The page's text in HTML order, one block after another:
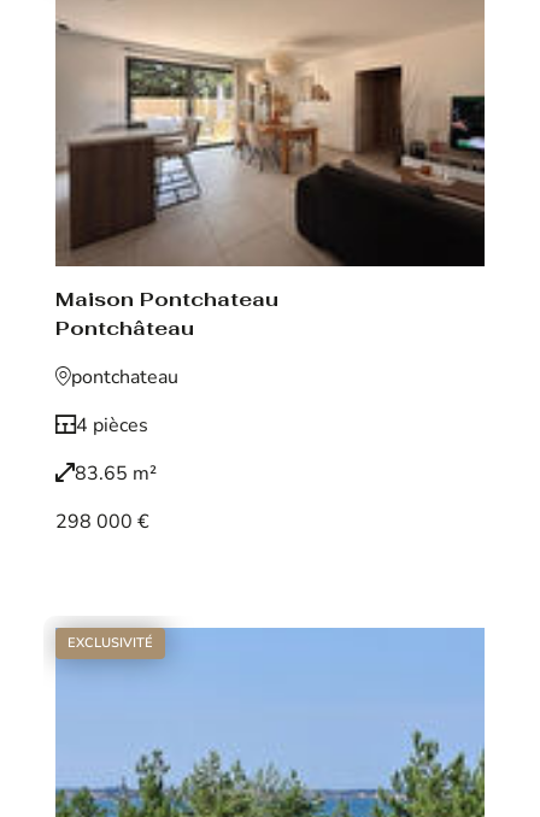
Maison Pontchateau
Pontchâteau
pontchateau
4 pièces
83.65 m²
298 000 €
EXCLUSIVITÉ